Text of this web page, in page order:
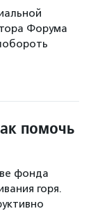
Форума
помочь
фонда
горя.